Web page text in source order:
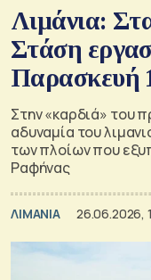
Λιμάνια:
Στάση
Παρασκευή
Στην «καρδιά» του
αδυναμία του
των πλοίων που
Ραφήνας
ΛΙΜΑΝΙΑ 26.06.2026,